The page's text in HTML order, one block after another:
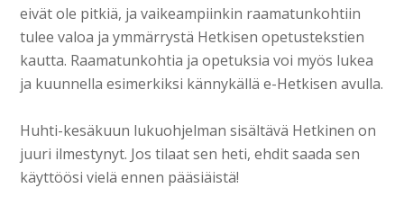
eivät ole pitkiä, ja vaikeampiinkin raamatunkohtiin
tulee valoa ja ymmärrystä Hetkisen opetustekstien
kautta. Raamatunkohtia ja opetuksia voi myös lukea
ja kuunnella esimerkiksi kännykällä e-Hetkisen avulla.
Huhti-kesäkuun lukuohjelman sisältävä Hetkinen on
juuri ilmestynyt. Jos tilaat sen heti, ehdit saada sen
käyttöösi vielä ennen pääsiäistä!